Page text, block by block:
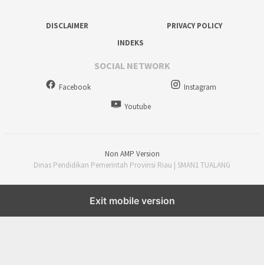
DISCLAIMER
PRIVACY POLICY
INDEKS
SOCIAL NETWORK
Facebook
Instagram
Youtube
Non AMP Version
Dinas Pendidikan Pemerintah Provinsi Riau | SMAN1 TUALANG
Exit mobile version